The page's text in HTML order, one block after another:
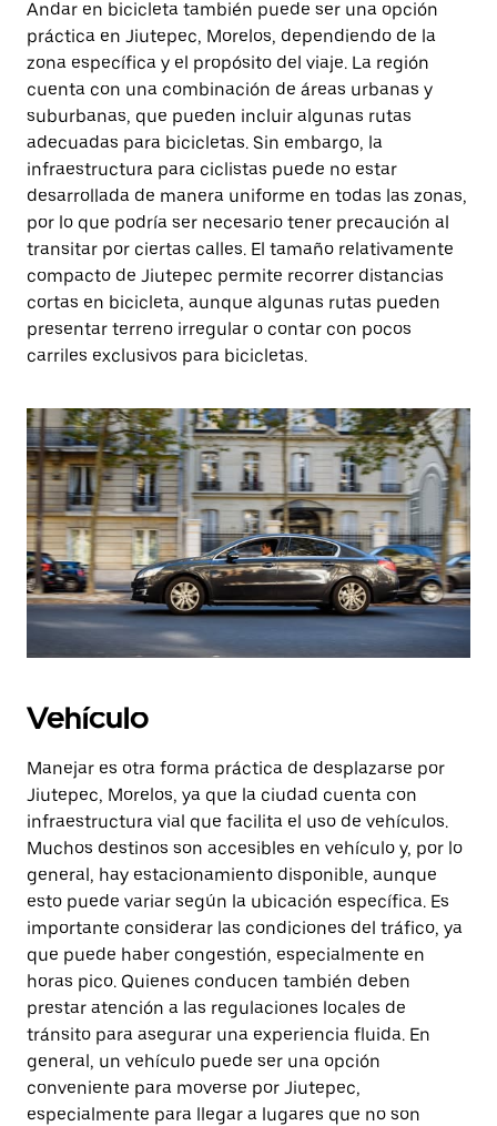
Andar en bicicleta también puede ser una opción
práctica en Jiutepec, Morelos, dependiendo de la
zona específica y el propósito del viaje. La región
cuenta con una combinación de áreas urbanas y
suburbanas, que pueden incluir algunas rutas
adecuadas para bicicletas. Sin embargo, la
infraestructura para ciclistas puede no estar
desarrollada de manera uniforme en todas las zonas,
por lo que podría ser necesario tener precaución al
transitar por ciertas calles. El tamaño relativamente
compacto de Jiutepec permite recorrer distancias
cortas en bicicleta, aunque algunas rutas pueden
presentar terreno irregular o contar con pocos
carriles exclusivos para bicicletas.
Vehículo
Manejar es otra forma práctica de desplazarse por
Jiutepec, Morelos, ya que la ciudad cuenta con
infraestructura vial que facilita el uso de vehículos.
Muchos destinos son accesibles en vehículo y, por lo
general, hay estacionamiento disponible, aunque
esto puede variar según la ubicación específica. Es
importante considerar las condiciones del tráfico, ya
que puede haber congestión, especialmente en
horas pico. Quienes conducen también deben
prestar atención a las regulaciones locales de
tránsito para asegurar una experiencia fluida. En
general, un vehículo puede ser una opción
conveniente para moverse por Jiutepec,
especialmente para llegar a lugares que no son